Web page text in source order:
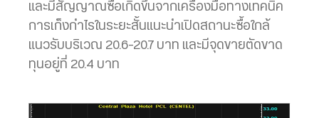
และมีสัญญาณซื้อเกิดขึ้นจากเครื่องมือทางเทคนิค
การเก็งกำไรในระยะสั้นแนะนำเปิดสถานะซื้อใกล้
แนวรับบริเวณ 20.6-20.7 บาท และมีจุดขายตัดขาด
ทุนอยู่ที่ 20.4 บาท